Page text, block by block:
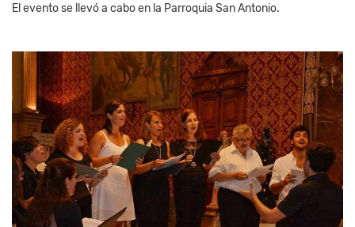
El evento se llevó a cabo en la Parroquia San Antonio.